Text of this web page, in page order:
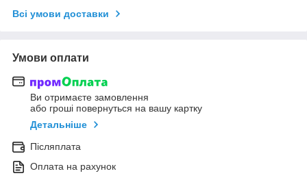
Всі умови доставки
Умови оплати
Ви отримаєте замовлення
або гроші повернуться на вашу картку
Детальніше
Післяплата
Оплата на рахунок